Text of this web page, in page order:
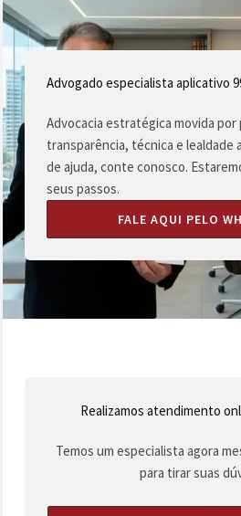
Advogado especialista aplicativo
Advocacia estratégica movida por
transparência, técnica e lealdade
de ajuda, conte conosco.
seus passos.
FALE AQUI PELO
Realizamos atendimento
Temos um especialista agora
para tirar suas